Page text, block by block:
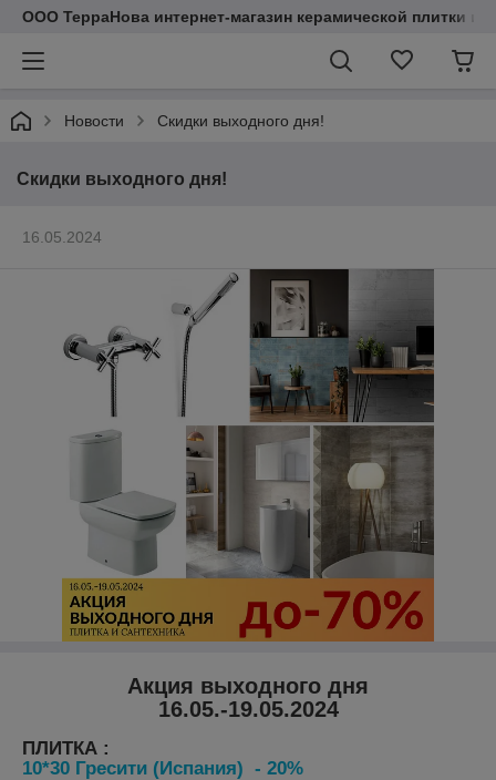
ООО ТерраНова интернет-магазин керамической плитки и
Новости Скидки выходного дня!
Скидки выходного дня!
16.05.2024
Акция выходного дня
16.05.-19.05.2024
ПЛИТКА :
10*30 Гресити (Испания) - 20%